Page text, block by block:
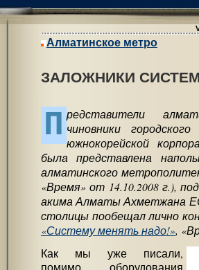
Алматинское метро
ЗАЛОЖНИКИ
П редставители
чиновники
южнокорейской
была представлена
алматинского
«Время» от 14.10.2008 г.),
акима Алматы Ахметжана
столицы пообещал лично
«Систему менять надо!»,
Как мы уже писали,